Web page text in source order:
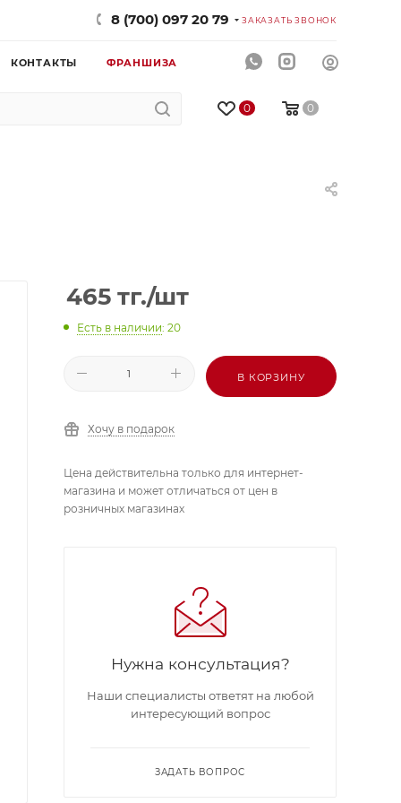
8 (700) 097 20 79 ЗАКАЗАТЬ ЗВОНОК
КОНТАКТЫ ФРАНШИЗА
0 0
465 тг./шт
Есть в наличии: 20
В КОРЗИНУ
Хочу в подарок
Цена действительна только для интернет-
магазина и может отличаться от цен в
розничных магазинах
Нужна консультация?
Наши специалисты ответят на любой
интересующий вопрос
ЗАДАТЬ ВОПРОС